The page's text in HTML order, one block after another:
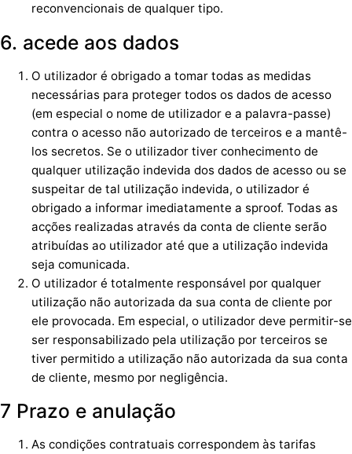
reconvencionais de qualquer tipo.
6. acede aos dados
O utilizador é obrigado a tomar todas as medidas
necessárias para proteger todos os dados de acesso
(em especial o nome de utilizador e a palavra-passe)
contra o acesso não autorizado de terceiros e a mantê-
los secretos. Se o utilizador tiver conhecimento de
qualquer utilização indevida dos dados de acesso ou se
suspeitar de tal utilização indevida, o utilizador é
obrigado a informar imediatamente a sproof. Todas as
acções realizadas através da conta de cliente serão
atribuídas ao utilizador até que a utilização indevida
seja comunicada.
O utilizador é totalmente responsável por qualquer
utilização não autorizada da sua conta de cliente por
ele provocada. Em especial, o utilizador deve permitir-se
ser responsabilizado pela utilização por terceiros se
tiver permitido a utilização não autorizada da sua conta
de cliente, mesmo por negligência.
7 Prazo e anulação
As condições contratuais correspondem às tarifas